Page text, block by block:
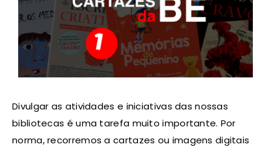
Divulgar as atividades e iniciativas das nossas
bibliotecas é uma tarefa muito importante. Por
norma, recorremos a cartazes ou imagens digitais